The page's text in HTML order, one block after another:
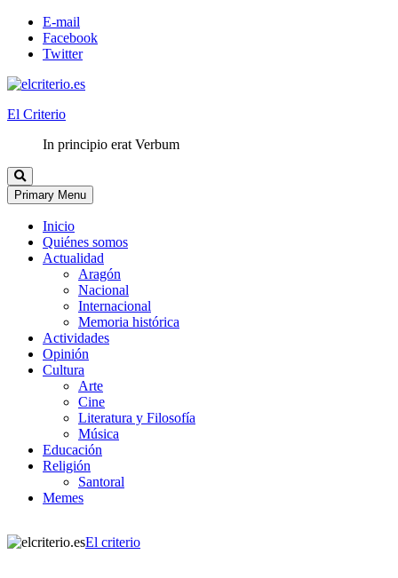
E-mail
Facebook
Twitter
El Criterio
In principio erat Verbum
Primary Menu
Inicio
Quiénes somos
Actualidad
Aragón
Nacional
Internacional
Memoria histórica
Actividades
Opinión
Cultura
Arte
Cine
Literatura y Filosofía
Música
Educación
Religión
Santoral
Memes
El criterio